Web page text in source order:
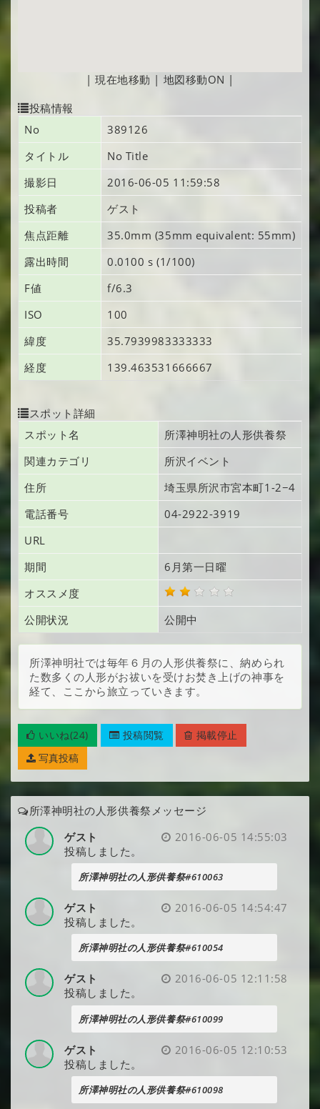
|現在地移動 | 地図移動ON |
投稿情報
No
389126
タイトル
No Title
撮影日
2016-06-05 11:59:58
投稿者
ゲスト
焦点距離
35.0mm (35mm equivalent: 55mm)
露出時間
0.0100 s (1/100)
F値
f/6.3
ISO
100
緯度
35.7939983333333
経度
139.463531666667
スポット詳細
スポット名
所澤神明社の人形供養祭
関連カテゴリ
所沢イベント
住所
埼玉県所沢市宮本町1-2−4
電話番号
04-2922-3919
URL
期間
6月第一日曜
オススメ度
公開状況
公開中
所澤神明社では毎年６月の人形供養祭に、納められ
た数多くの人形がお祓いを受けお焚き上げの神事を
経て、ここから旅立っていきます。
いいね(24) 投稿閲覧
掲載停止
写真投稿
所澤神明社の人形供養祭メッセージ
2016-06-05 14:55:03
ゲスト
投稿しました。
所澤神明社の人形供養祭#610063
2016-06-05 14:54:47
ゲスト
投稿しました。
所澤神明社の人形供養祭#610054
2016-06-05 12:11:58
ゲスト
投稿しました。
所澤神明社の人形供養祭#610099
2016-06-05 12:10:53
ゲスト
投稿しました。
所澤神明社の人形供養祭#610098